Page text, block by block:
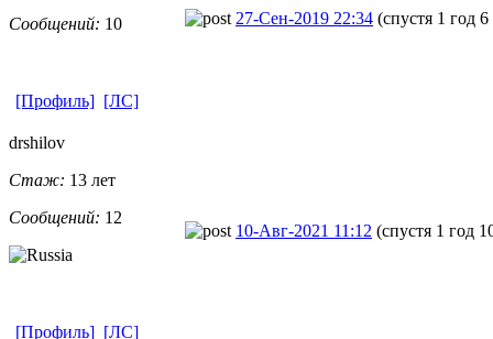
Сообщений: 10 27-Сен-2019 22:34 (спустя 1 год
[Профиль] [ЛС]
drshilov
Стаж: 13 лет
Сообщений: 12
10-Авг-2021 11:12 (спустя 1 год
[Профиль] [ЛС]